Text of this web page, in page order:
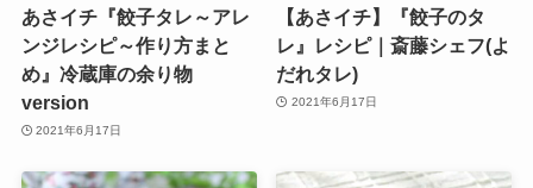
あさイチ『餃子タレ～アレ
ンジレシピ～作り方まと
め』冷蔵庫の余り物
version
2021年6月17日
【あさイチ】『餃子のタ
レ』レシピ｜斎藤シェフ(よ
だれタレ)
2021年6月17日